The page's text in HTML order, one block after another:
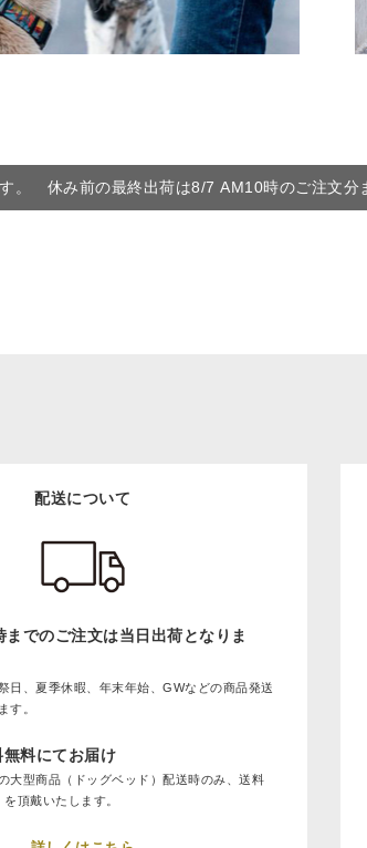
。 休み前の最終出荷は8/7 AM10時のご注文分
配送について
でのご注文は当日出荷となりま
日、夏季休暇、年末年始、GWなどの商品発送
す。
料にてお届け
大型商品（ドッグベッド）配送時のみ、送料
頂戴いたします。